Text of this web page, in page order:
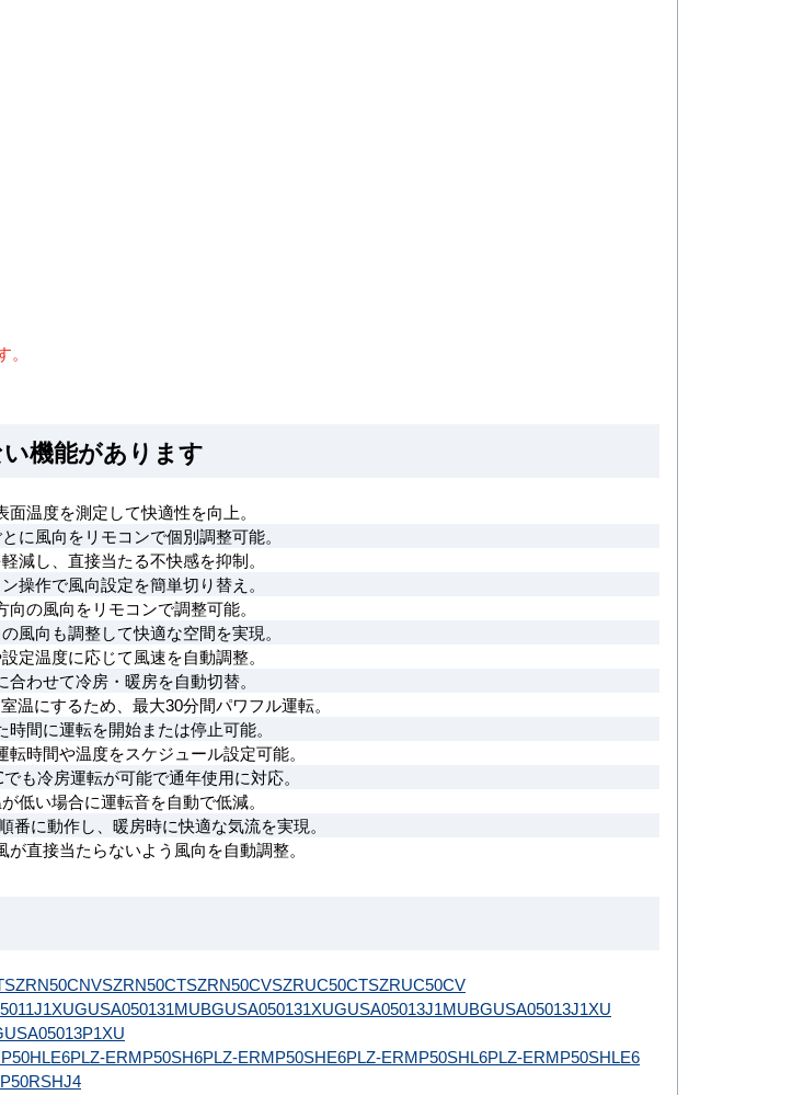
機能があります
面温度を測定して快適性を向上。
に風向をリモコンで個別調整可能。
減し、直接当たる不快感を抑制。
操作で風向設定を簡単切り替え。
向の風向をリモコンで調整可能。
風向も調整して快適な空間を実現。
定温度に応じて風速を自動調整。
合わせて冷房・暖房を自動切替。
温にするため、最大30分間パワフル運転。
時間に運転を開始または停止可能。
転時間や温度をスケジュール設定可能。
も冷房運転が可能で通年使用に対応。
低い場合に運転音を自動で低減。
番に動作し、暖房時に快適な気流を実現。
が直接当たらないよう風向を自動調整。
SZRN50CNVSZRN50CTSZRN50CVSZRUC50CTSZRUC50CV
GUSA050131MUBGUSA050131XUGUSA05013J1MUBGUSA05013J1XU
PLZ-ERMP50SH6PLZ-ERMP50SHE6PLZ-ERMP50SHL6PLZ-ERMP50SHLE6